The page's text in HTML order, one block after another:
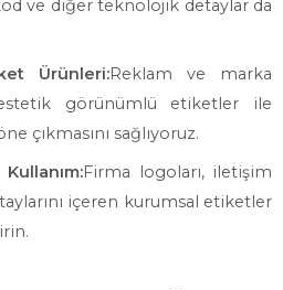
ve diğer teknolojik detaylar da
Ürünleri:Reklam ve marka
görünümlü etiketler ile
çıkmasını sağlıyoruz.
Firma logoları, iletişim
içeren kurumsal etiketler